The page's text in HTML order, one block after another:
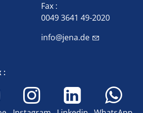
Fax :
0049 3641 49-2020
info@jena.de
: